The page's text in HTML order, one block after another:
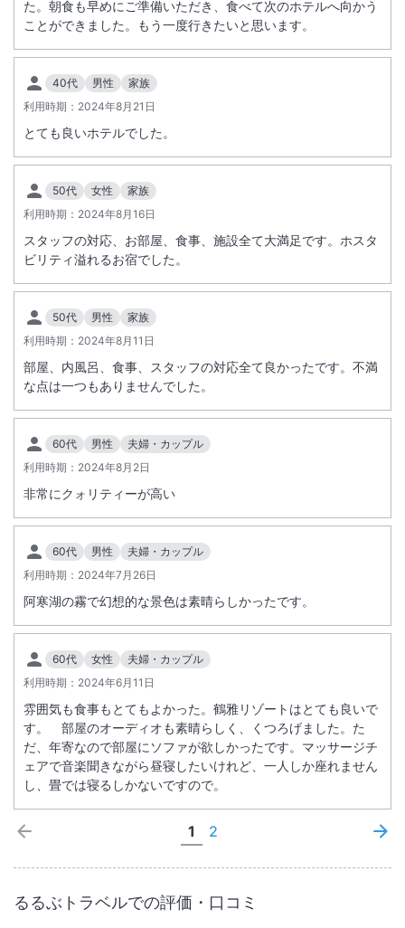
た。朝食も早めにご準備いただき、食べて次のホテルへ向かう
ことができました。もう一度行きたいと思います。
40代 男性
家族
利用時期： 2024年8月21日
とても良いホテルでした。
50代 女性
家族
利用時期： 2024年8月16日
スタッフの対応、お部屋、食事、施設全て大満足です。ホスタ
ビリティ溢れるお宿でした。
50代 男性
家族
利用時期： 2024年8月11日
部屋、内風呂、食事、スタッフの対応全て良かったです。不満
な点は一つもありませんでした。
60代 男性
夫婦・カップル
利用時期： 2024年8月2日
非常にクォリティーが高い
60代 男性
夫婦・カップル
利用時期： 2024年7月26日
阿寒湖の霧で幻想的な景色は素晴らしかったです。
60代 女性
夫婦・カップル
利用時期： 2024年6月11日
雰囲気も食事もとてもよかった。鶴雅リゾートはとても良いで
す。 部屋のオーディオも素晴らしく、くつろげました。た
だ、年寄なので部屋にソファが欲しかったです。マッサージチ
ェアで音楽聞きながら昼寝したいけれど、一人しか座れません
し、畳では寝るしかないですので。
1 2
るるぶトラベルでの評価・口コミ